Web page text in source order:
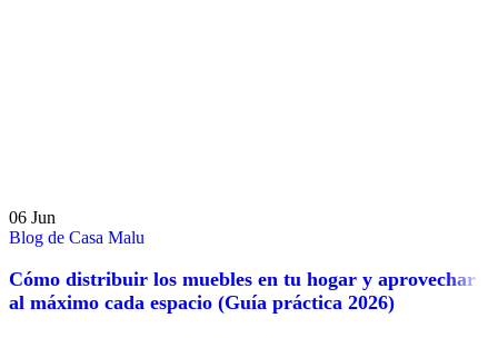
06 Jun
Blog de Casa Malu
Cómo distribuir los muebles en tu hogar y aprovechar
al máximo cada espacio (Guía práctica 2026)